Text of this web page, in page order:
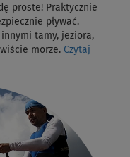
proste! Praktycznie
pływać.
tamy, jeziora,
morze. Czytaj